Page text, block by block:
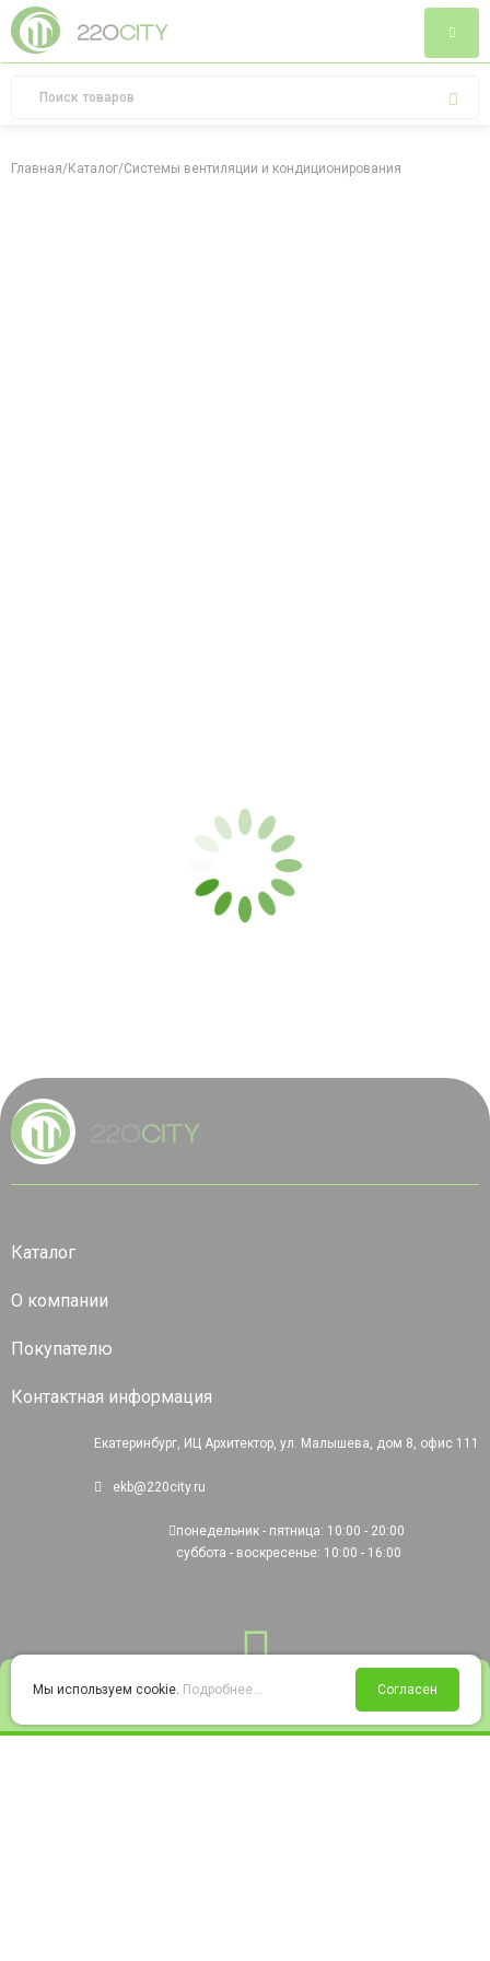
Войти Избранное Корзина
Главная/Каталог/Системы вентиляции и кондиционирования
Каталог
О компании
Покупателю
Контактная информация
Екатеринбург, ИЦ Архитектор, ул. Малышева, дом 8, офис 111
ekb@220city.ru
понедельник - пятница: 10:00 - 20:00
суббота - воскресенье: 10:00 - 16:00
Мы используем cookie. Подробнее... Согласен